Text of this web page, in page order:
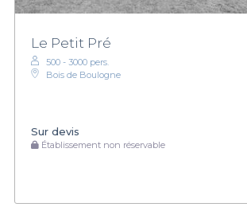
Le Petit Pré
500 - 3000 pers.
Bois de Boulogne
Sur devis
Établissement non réservable